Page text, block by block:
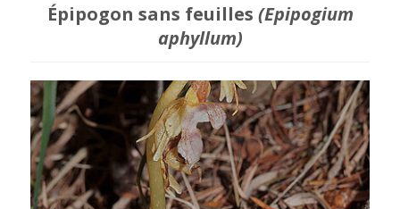
Épipogon sans feuilles (Epipogium
aphyllum)